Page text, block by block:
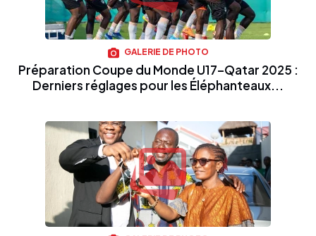
GALERIE DE PHOTO
Préparation Coupe du Monde U17–Qatar 2025 :
Derniers réglages pour les Éléphanteaux...